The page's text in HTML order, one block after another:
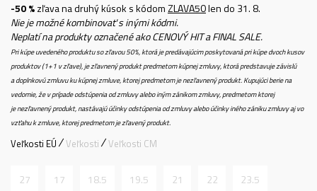
-50 %zľava na druhý kúsok s kódomZLAVA50len do 31. 8.
Nie je možné kombinovať s inými kódmi.
Neplatí na produkty označené ako CENOVÝ HIT a FINAL SALE.
Pri kúpe uvedeného produktu so zľavou 50%, ktorá je predávajúcim poskytovaná pri kúpe dvoch kusov
produktov (1+1 v zľave), je zľavnený produkt predmetom kúpnej zmluvy, ktorá predstavuje závislú
a doplnkovú zmluvu ku kúpnej zmluve, ktorej predmetom je nezľavnený produkt. Kupujúci berie na
vedomie, že v prípade odstúpenia od zmluvy alebo iným zánikom zmluvy, predmetom ktorej
je nezľavnený produkt, nastávajú účinky odstúpenia od zmluvy alebo účinky iného zániku zmluvy aj vo
vzťahu k zmluve, ktorej predmetom je zľavený produkt.
Veľkosti EÚ Veľkosti Veľkosti CM
27 17 18.5 19.5 21 22 23.5